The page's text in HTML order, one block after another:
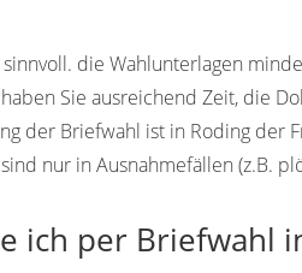
sinnvoll. die Wahlunterlagen
Sie ausreichend Zeit, die
der Briefwahl ist in Roding der
nur in Ausnahmefällen (z.B.
ich per Briefwahl